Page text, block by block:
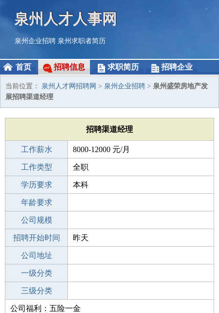
泉州人才人事网
泉州企业招聘 泉州求职者简历
首页 招聘信息 求职简历 招聘企业
当前位置： 泉州人才网招聘网 > 泉州企业招聘 > 泉州盛荣房地产发
展招聘渠道经理
招聘渠道经理
工作薪水 8000-12000 元/月
招聘人数 1人
工作类型 全职
性别要求 -
学历要求 本科
工作经验
年龄要求
工作地点
公司规模
公司电话
招聘开始时间 昨天
招聘结束时间
公司地址
一级分类
二级分类
三级分类
其他行业
公司福利：五险一金